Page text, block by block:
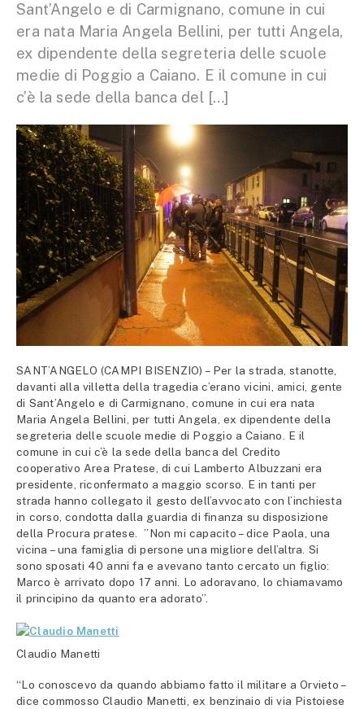
Sant’Angelo e di Carmignano, comune in cui
era nata Maria Angela Bellini, per tutti Angela,
ex dipendente della segreteria delle scuole
medie di Poggio a Caiano. E il comune in cui
c’è la sede della banca del […]
SANT’ANGELO (CAMPI BISENZIO) – Per la strada, stanotte,
davanti alla villetta della tragedia c’erano vicini, amici, gente
di Sant’Angelo e di Carmignano, comune in cui era nata
Maria Angela Bellini, per tutti Angela, ex dipendente della
segreteria delle scuole medie di Poggio a Caiano. E il
comune in cui c’è la sede della banca del Credito
cooperativo Area Pratese, di cui Lamberto Albuzzani era
presidente, riconfermato a maggio scorso. E in tanti per
strada hanno collegato il gesto dell’avvocato con l’inchiesta
in corso, condotta dalla guardia di finanza su disposizione
della Procura pratese. ”Non mi capacito – dice Paola, una
vicina – una famiglia di persone una migliore dell’altra. Si
sono sposati 40 anni fa e avevano tanto cercato un figlio:
Marco è arrivato dopo 17 anni. Lo adoravano, lo chiamavamo
il principino da quanto era adorato”.
Claudio Manetti
“Lo conoscevo da quando abbiamo fatto il militare a Orvieto –
dice commosso Claudio Manetti, ex benzinaio di via Pistoiese